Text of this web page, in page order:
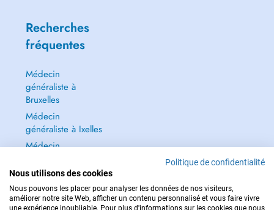
Recherches
fréquentes
Médecin
généraliste à
Bruxelles
Médecin
généraliste à Ixelles
Médecin
Dentiste à Bruxelles
Tout voir →
Politique de confidentialité
Nous utilisons des cookies
Nous pouvons les placer pour analyser les données de nos visiteurs,
améliorer notre site Web, afficher un contenu personnalisé et vous faire vivre
une expérience inoubliable. Pour plus d'informations sur les cookies que nous